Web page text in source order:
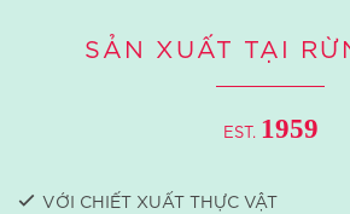
SẢN XUẤT TẠI
EST. 1959
VỚI CHIẾT XUẤT THỰC VẬT